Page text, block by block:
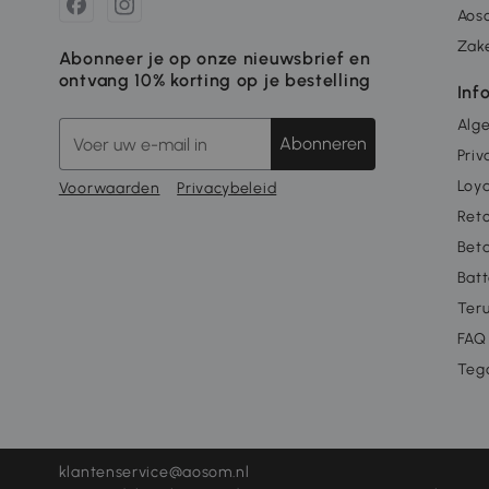
Abonneer je op onze nieuwsbrief en
ontvang 10% korting op je bestelling
Abonneren
Voorwaarden Privacybeleid
FAQ
klantenservice@aosom.nl